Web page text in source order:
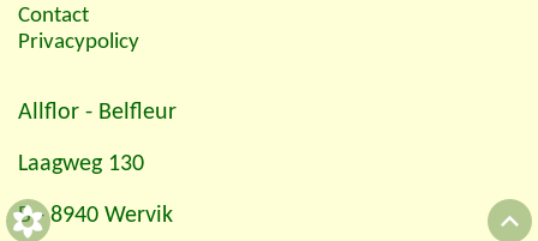
Contact
Privacypolicy
Allflor - Belfleur
Laagweg 130
B - 8940 Wervik